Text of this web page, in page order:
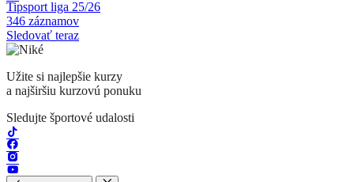
Tipsport liga 25/26
346 záznamov
Sledovať teraz
Užite si najlepšie kurzy
a najširšiu kurzovú ponuku
Sledujte športové udalosti